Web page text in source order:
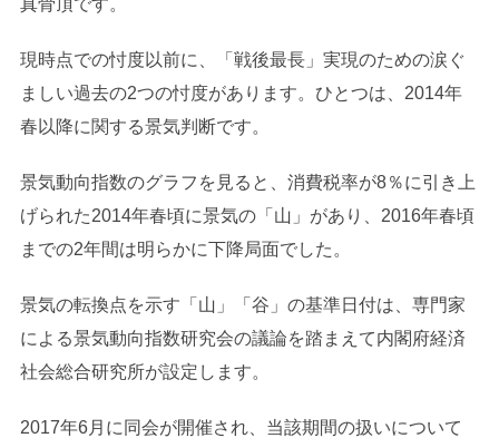
現時点での忖度以前に、「戦後最長」実現のための涙ぐ
ましい過去の2つの忖度があります。ひとつは、2014年
春以降に関する景気判断です。
景気動向指数のグラフを見ると、消費税率が8％に引き上
げられた2014年春頃に景気の「山」があり、2016年春頃
までの2年間は明らかに下降局面でした。
景気の転換点を示す「山」「谷」の基準日付は、専門家
による景気動向指数研究会の議論を踏まえて内閣府経済
社会総合研究所が設定します。
2017年6月に同会が開催され、当該期間の扱いについて